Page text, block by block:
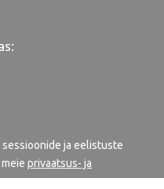
ja eelistuste
privaatsus- ja